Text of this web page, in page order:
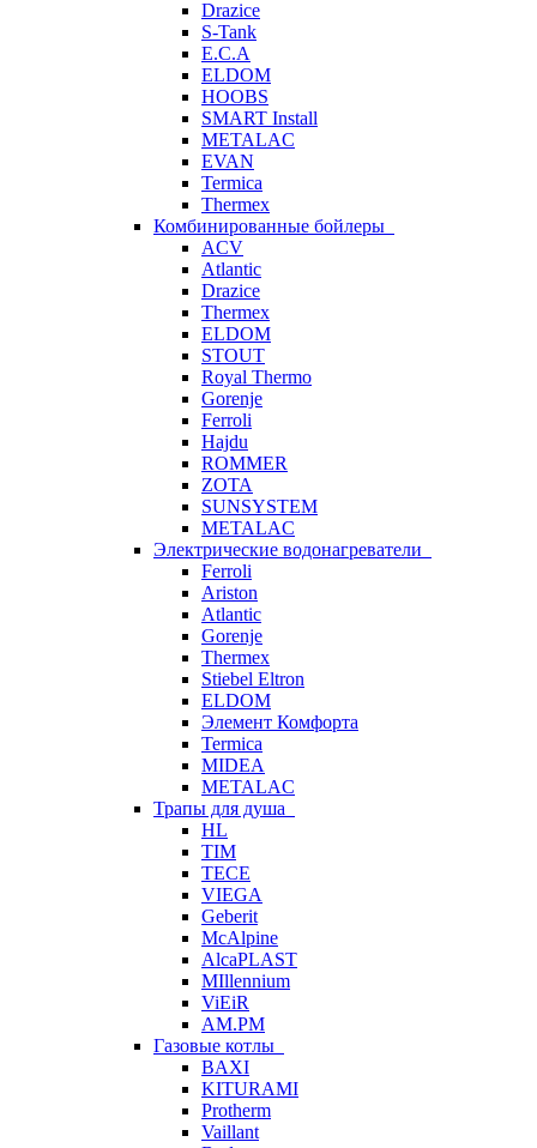
Drazice
S-Tank
E.C.A
ELDOM
HOOBS
SMART Install
METALAC
EVAN
Termica
Thermex
Комбинированные бойлеры
ACV
Atlantic
Drazice
Thermex
ELDOM
STOUT
Royal Thermo
Gorenje
Ferroli
Hajdu
ROMMER
ZOTA
SUNSYSTEM
METALAC
Электрические водонагреватели
Ferroli
Ariston
Atlantic
Gorenje
Thermex
Stiebel Eltron
ELDOM
Элемент Комфорта
Termica
MIDEA
METALAC
Трапы для душа
HL
TIM
TECE
VIEGA
Geberit
McAlpine
AlcaPLAST
MIllennium
ViEiR
AM.PM
Газовые котлы
BAXI
KITURAMI
Protherm
Vaillant